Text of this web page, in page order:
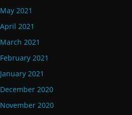
May 2021
April 2021
March 2021
February 2021
January 2021
December 2020
November 2020